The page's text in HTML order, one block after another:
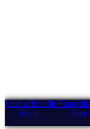
Jetzt offizielle
Menü Start